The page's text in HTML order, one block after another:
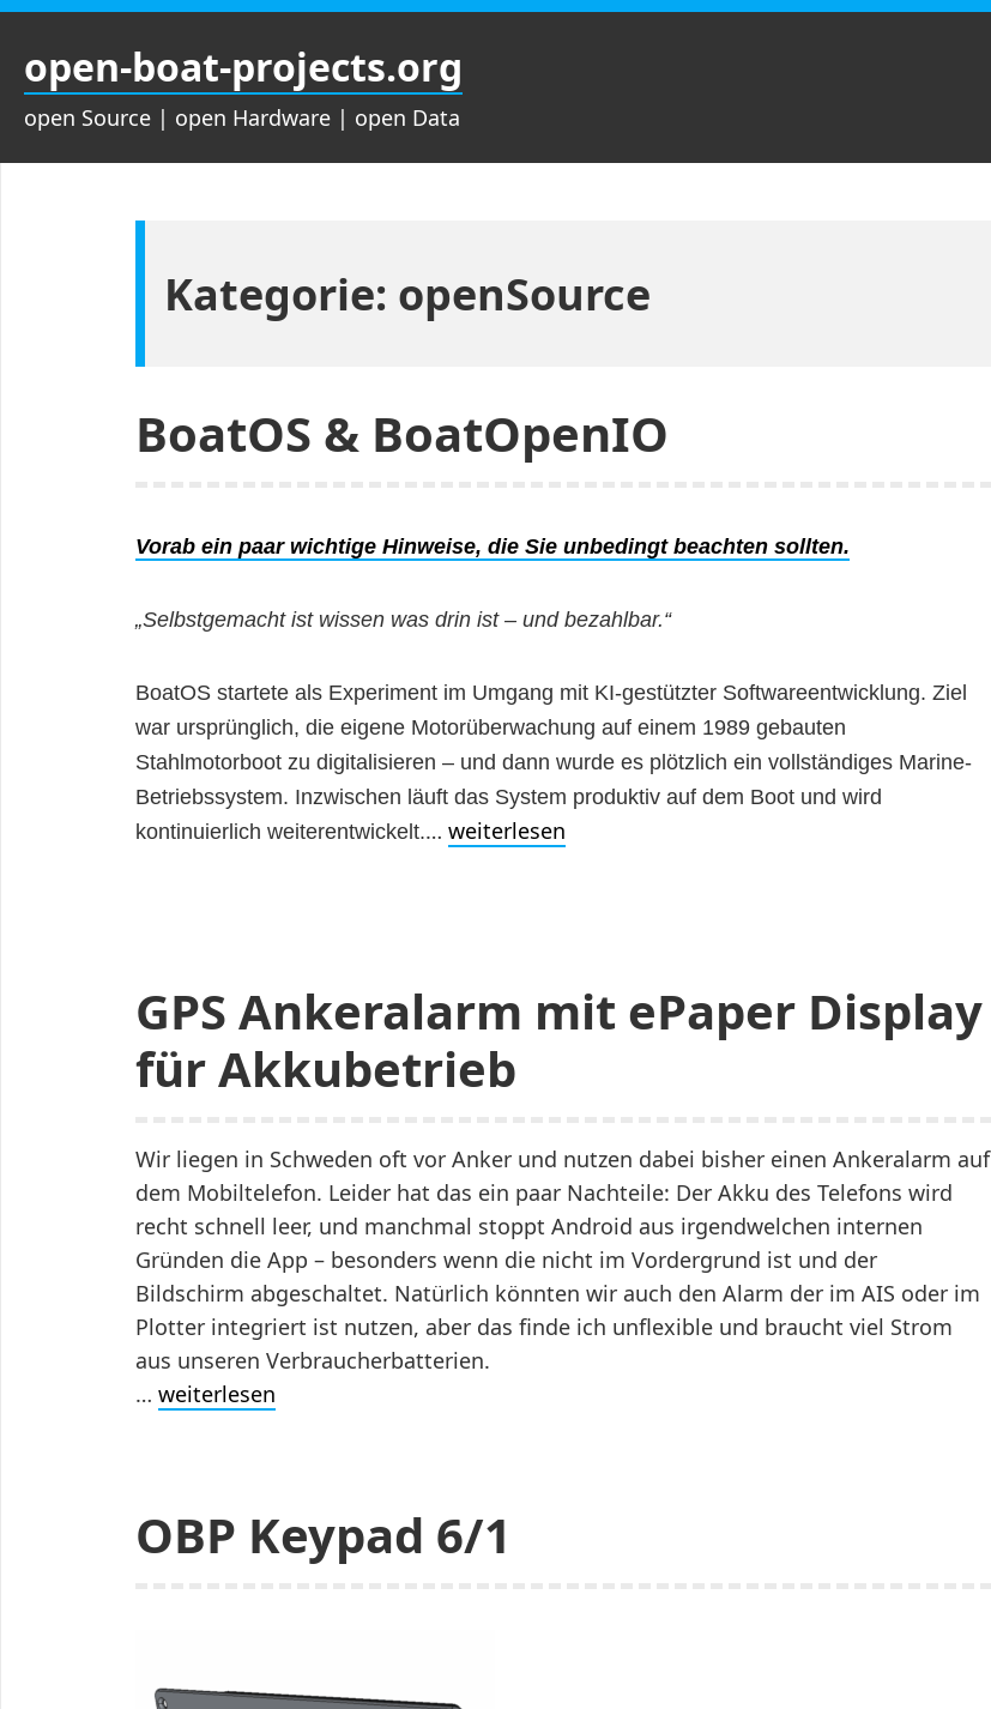
Zum
springen
open-boat-projects.org
open Source | open Hardware | open Data
Kategorie: openSource
BoatOS & BoatOpenIO
Vorab ein paar wichtige Hinweise, die Sie unbedingt beachten sollten.
„Selbstgemacht ist wissen was drin ist – und bezahlbar.“
BoatOS startete als Experiment im Umgang mit KI-gestützter Softwareentwicklung. Ziel
war ursprünglich, die eigene Motorüberwachung auf einem 1989 gebauten
Stahlmotorboot zu digitalisieren – und dann wurde es plötzlich ein vollständiges Marine-
Betriebssystem. Inzwischen läuft das System produktiv auf dem Boot und wird
kontinuierlich weiterentwickelt.… weiterlesen
GPS Ankeralarm mit ePaper Display
für Akkubetrieb
Wir liegen in Schweden oft vor Anker und nutzen dabei bisher einen Ankeralarm auf
dem Mobiltelefon. Leider hat das ein paar Nachteile: Der Akku des Telefons wird
recht schnell leer, und manchmal stoppt Android aus irgendwelchen internen
Gründen die App – besonders wenn die nicht im Vordergrund ist und der
Bildschirm abgeschaltet. Natürlich könnten wir auch den Alarm der im AIS oder im
Plotter integriert ist nutzen, aber das finde ich unflexible und braucht viel Strom
aus unseren Verbraucherbatterien.
… weiterlesen
OBP Keypad 6/1